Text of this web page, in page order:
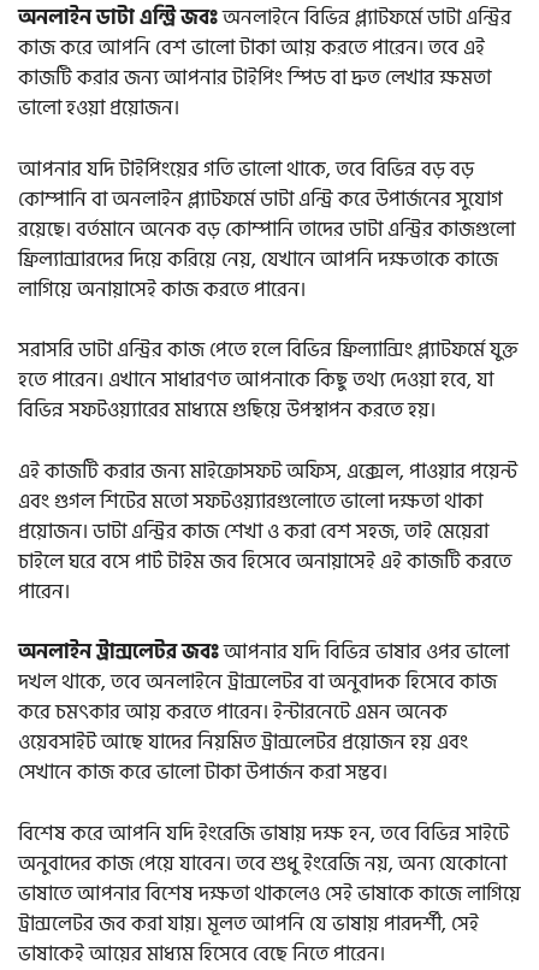
অনলাইন ডাটা এন্ট্রি জবঃঅনলাইনে বিভিন্ন প্ল্যাটফর্মে ডাটা এন্ট্রির
কাজ করে আপনি বেশ ভালো টাকা আয় করতে পারেন। তবে এই
কাজটি করার জন্য আপনার টাইপিং স্পিড বা দ্রুত লেখার ক্ষমতা
ভালো হওয়া প্রয়োজন।
আপনার যদি টাইপিংয়ের গতি ভালো থাকে, তবে বিভিন্ন বড় বড়
কোম্পানি বা অনলাইন প্ল্যাটফর্মে ডাটা এন্ট্রি করে উপার্জনের সুযোগ
রয়েছে। বর্তমানে অনেক বড় কোম্পানি তাদের ডাটা এন্ট্রির কাজগুলো
ফ্রিল্যান্সারদের দিয়ে করিয়ে নেয়, যেখানে আপনি দক্ষতাকে কাজে
লাগিয়ে অনায়াসেই কাজ করতে পারেন।
সরাসরি ডাটা এন্ট্রির কাজ পেতে হলে বিভিন্ন ফ্রিল্যান্সিং প্ল্যাটফর্মে যুক্ত
হতে পারেন। এখানে সাধারণত আপনাকে কিছু তথ্য দেওয়া হবে, যা
বিভিন্ন সফটওয়্যারের মাধ্যমে গুছিয়ে উপস্থাপন করতে হয়।
এই কাজটি করার জন্য মাইক্রোসফট অফিস, এক্সেল, পাওয়ার পয়েন্ট
এবং গুগল শিটের মতো সফটওয়্যারগুলোতে ভালো দক্ষতা থাকা
প্রয়োজন। ডাটা এন্ট্রির কাজ শেখা ও করা বেশ সহজ, তাই মেয়েরা
চাইলে ঘরে বসে পার্ট টাইম জব হিসেবে অনায়াসেই এই কাজটি করতে
পারেন।
অনলাইন ট্রান্সলেটর জবঃআপনার যদি বিভিন্ন ভাষার ওপর ভালো
দখল থাকে, তবে অনলাইনে ট্রান্সলেটর বা অনুবাদক হিসেবে কাজ
করে চমৎকার আয় করতে পারেন। ইন্টারনেটে এমন অনেক
ওয়েবসাইট আছে যাদের নিয়মিত ট্রান্সলেটর প্রয়োজন হয় এবং
সেখানে কাজ করে ভালো টাকা উপার্জন করা সম্ভব।
বিশেষ করে আপনি যদি ইংরেজি ভাষায় দক্ষ হন, তবে বিভিন্ন সাইটে
অনুবাদের কাজ পেয়ে যাবেন। তবে শুধু ইংরেজি নয়, অন্য যেকোনো
ভাষাতে আপনার বিশেষ দক্ষতা থাকলেও সেই ভাষাকে কাজে লাগিয়ে
ট্রান্সলেটর জব করা যায়। মূলত আপনি যে ভাষায় পারদর্শী, সেই
ভাষাকেই আয়ের মাধ্যম হিসেবে বেছে নিতে পারেন।